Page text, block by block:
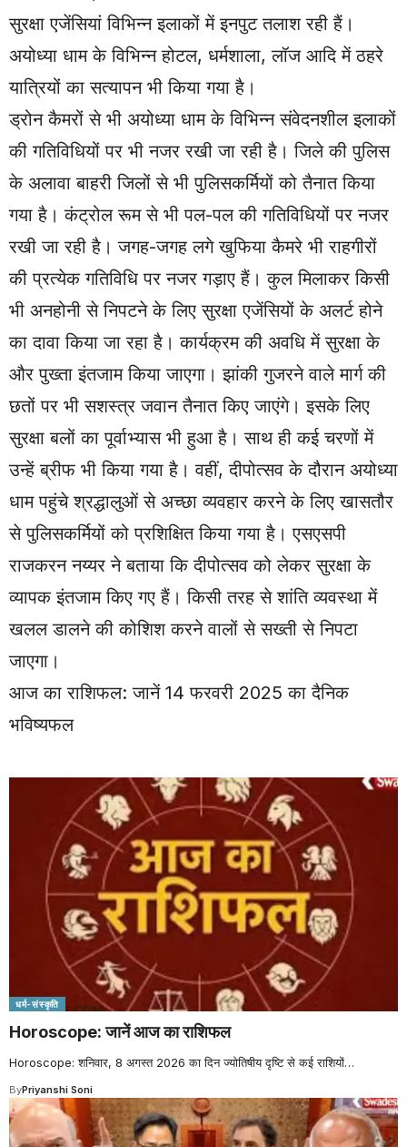
सुरक्षा एजेंसियां विभिन्न इलाकों में इनपुट तलाश रही हैं।
अयोध्या धाम के विभिन्न होटल, धर्मशाला, लॉज आदि में ठहरे
यात्रियों का सत्यापन भी किया गया है।
ड्रोन कैमरों से भी अयोध्या धाम के विभिन्न संवेदनशील इलाकों
की गतिविधियों पर भी नजर रखी जा रही है। जिले की पुलिस
के अलावा बाहरी जिलों से भी पुलिसकर्मियों को तैनात किया
गया है। कंट्रोल रूम से भी पल-पल की गतिविधियों पर नजर
रखी जा रही है। जगह-जगह लगे खुफिया कैमरे भी राहगीरों
की प्रत्येक गतिविधि पर नजर गड़ाए हैं। कुल मिलाकर किसी
भी अनहोनी से निपटने के लिए सुरक्षा एजेंसियों के अलर्ट होने
का दावा किया जा रहा है। कार्यक्रम की अवधि में सुरक्षा के
और पुख्ता इंतजाम किया जाएगा। झांकी गुजरने वाले मार्ग की
छतों पर भी सशस्त्र जवान तैनात किए जाएंगे। इसके लिए
सुरक्षा बलों का पूर्वाभ्यास भी हुआ है। साथ ही कई चरणों में
उन्हें ब्रीफ भी किया गया है। वहीं, दीपोत्सव के दौरान अयोध्या
धाम पहुंचे श्रद्धालुओं से अच्छा व्यवहार करने के लिए खासतौर
से पुलिसकर्मियों को प्रशिक्षित किया गया है। एसएसपी
राजकरन नय्यर ने बताया कि दीपोत्सव को लेकर सुरक्षा के
व्यापक इंतजाम किए गए हैं। किसी तरह से शांति व्यवस्था में
खलल डालने की कोशिश करने वालों से सख्ती से निपटा
जाएगा।
आज का राशिफल: जानें 14 फरवरी 2025 का दैनिक
भविष्यफल
धर्म-संस्कृति
Horoscope: जानें आज का राशिफल
Horoscope: शनिवार, 8 अगस्त 2026 का दिन ज्योतिषीय दृष्टि से कई राशियों…
ByPriyanshi Soni